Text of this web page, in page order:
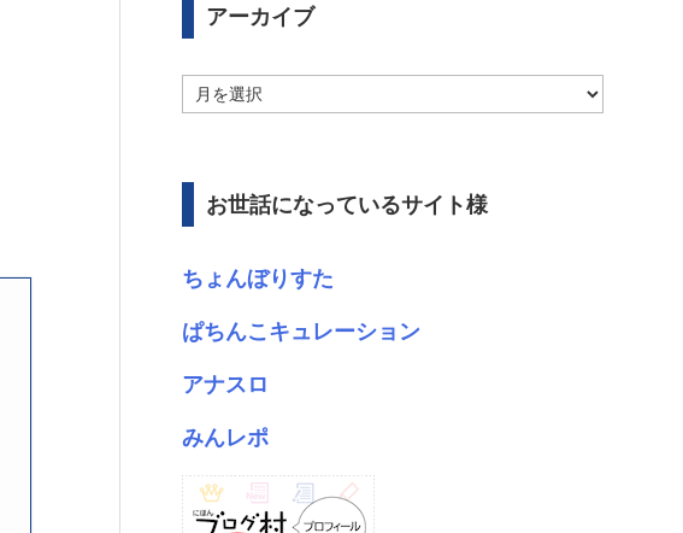
アーカイブ
ー
ブ
お世話になっているサイト様
ちょんぼりすた
ぱちんこキュレーション
アナスロ
みんレポ